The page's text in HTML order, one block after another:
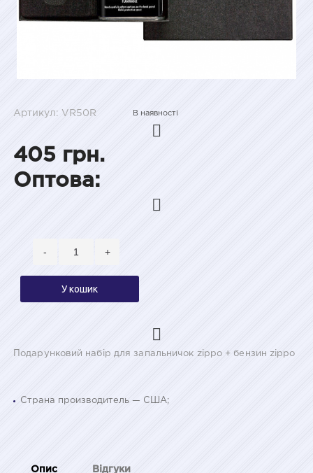
Артикул: VR50R В наявності
405 грн.
Оптова:
- +
У кошик
Подарунковий набір для запальничок zippo + бензин zippo
Страна производитель — США;
Опис Відгуки